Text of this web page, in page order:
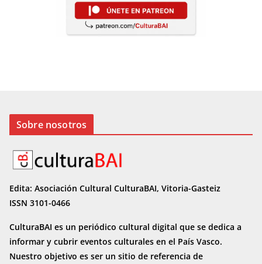
Sobre nosotros
Edita: Asociación Cultural CulturaBAI, Vitoria-Gasteiz
ISSN 3101-0466
CulturaBAI es un periódico cultural digital que se dedica a
informar y cubrir eventos culturales en el País Vasco.
Nuestro objetivo es ser un sitio de referencia de